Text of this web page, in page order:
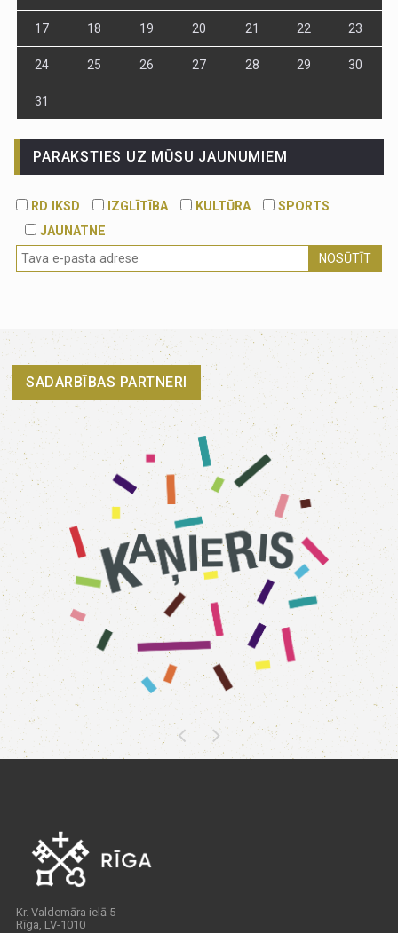
17 18 19 20 21 22 23
24 25 26 27 28 29 30
31
PARAKSTIES UZ MŪSU JAUNUMIEM
RD IKSD IZGLĪTĪBA KULTŪRA
SPORTS
JAUNATNE
NOSŪTĪT
SADARBĪBAS PARTNERI
Kr. Valdemāra ielā 5
Rīga, LV-1010